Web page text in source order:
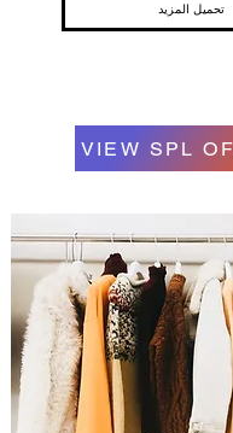
تحميل المزيد
VIEW SPL